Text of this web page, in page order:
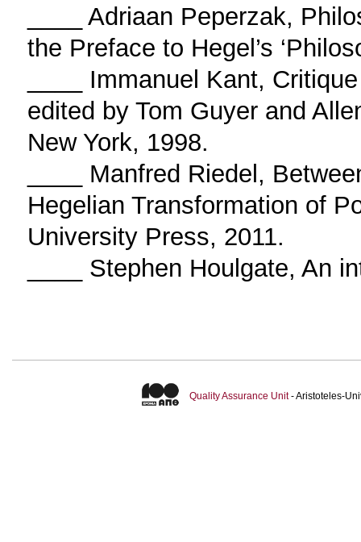
____ Adriaan Peperzak,
the Preface to Hegel’s
____ Immanuel Kant,
edited by Tom Guyer and
New York, 1998.
____ Manfred Riedel,
Hegelian Transformation of
University Press, 2011.
____ Stephen Houlgate, An
Quality Assurance Unit- Aristoteles-